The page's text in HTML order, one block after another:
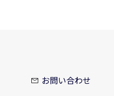
お問い合わせ